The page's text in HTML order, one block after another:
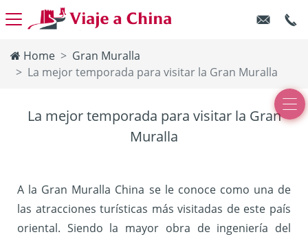
Home
Gran Muralla
La mejor temporada para visitar la Gran Muralla
La mejor temporada para visitar la Gran
Muralla
A la Gran Muralla China se le conoce como una de
las atracciones turísticas más visitadas de este país
oriental. Siendo la mayor obra de ingeniería del